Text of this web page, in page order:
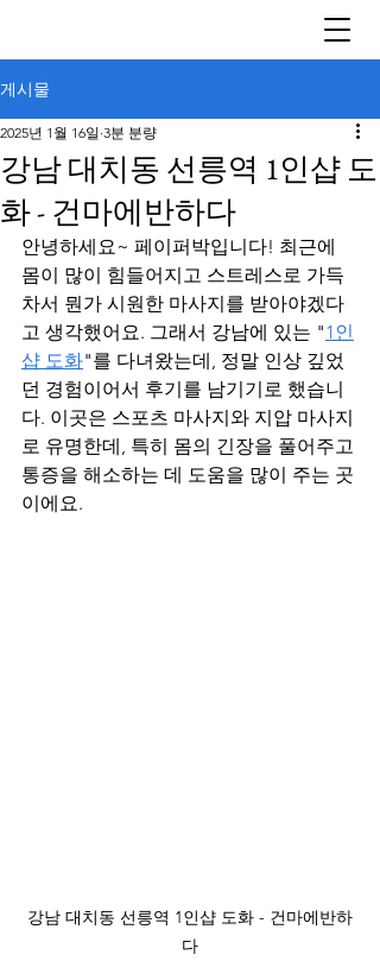
게시물
강남 대치동 선릉역 1인샵 도
화 - 건마에반하다
2025년 1월 16일 3분 분량
안녕하세요~ 페이퍼박입니다! 최근에
몸이 많이 힘들어지고 스트레스로 가득
차서 뭔가 시원한 마사지를 받아야겠다
고 생각했어요. 그래서 강남에 있는 "1인
샵 도화"를 다녀왔는데, 정말 인상 깊었
던 경험이어서 후기를 남기기로 했습니
다. 이곳은 스포츠 마사지와 지압 마사지
로 유명한데, 특히 몸의 긴장을 풀어주고
통증을 해소하는 데 도움을 많이 주는 곳
이에요.
강남 대치동 선릉역 1인샵 도화 - 건마에반하
다